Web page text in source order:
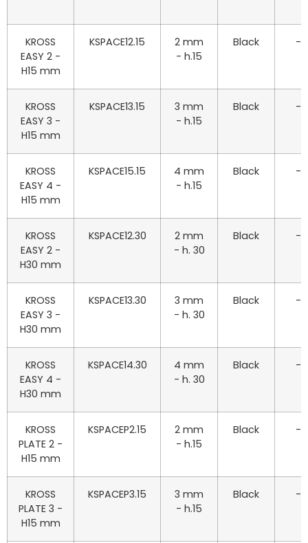
KROSS
EASY 2 -
H15 mm
KSPACE12.15
2 mm
- h.15
Black -
KROSS
EASY 3 -
H15 mm
KSPACE13.15
3 mm
- h.15
Black -
KROSS
EASY 4 -
H15 mm
KSPACE15.15
4 mm
- h.15
Black -
KROSS
EASY 2 -
H30 mm
KSPACE12.30
2 mm
- h. 30
Black -
KROSS
EASY 3 -
H30 mm
KSPACE13.30
3 mm
- h. 30
Black -
KROSS
EASY 4 -
H30 mm
KSPACE14.30
4 mm
- h. 30
Black -
KROSS
PLATE 2 -
H15 mm
KSPACEP2.15
2 mm
- h.15
Black -
KROSS
PLATE 3 -
H15 mm
KSPACEP3.15
3 mm
- h.15
Black -